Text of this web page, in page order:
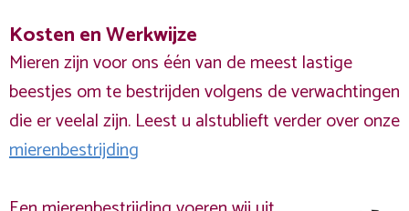
Kosten en Werkwijze
Mieren zijn voor ons één van de meest lastige
beestjes om te bestrijden volgens de verwachtingen
die er veelal zijn. Leest u alstublieft verder over onze
mierenbestrijding